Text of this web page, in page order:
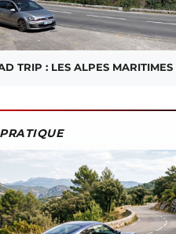
TRIP : LES ALPES MARITIMES